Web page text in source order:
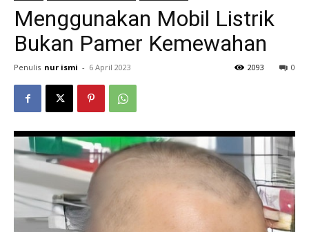
Menggunakan Mobil Listrik
Bukan Pamer Kemewahan
Penulis nur ismi - 6 April 2023 0
2093